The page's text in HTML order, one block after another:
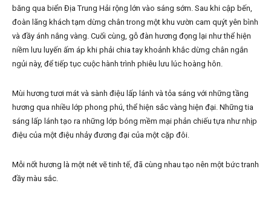
băng qua biển Địa Trung Hải rộng lớn vào sáng sớm. Sau khi cập bến,
đoàn lãng khách tạm dừng chân trong một khu vườn cam quýt yên bình
và đầy ánh nắng vàng. Cuối cùng, gỗ đàn hương đọng lại như thể hiện
niềm lưu luyến ấm áp khi phải chia tay khoảnh khắc dừng chân ngắn
ngủi này, để tiếp tục cuộc hành trình phiêu lưu lúc hoàng hôn.
Mùi hương tươi mát và sành điệu lấp lánh và tỏa sáng với những tầng
hương qua nhiều lớp phong phú, thể hiện sắc vàng hiện đại. Những tia
sáng lấp lánh tạo ra những lớp bóng mềm mại phản chiếu tựa như nhịp
điệu của một điệu nhảy đương đại của một cặp đôi.
Mỗi nốt hương là một nét vẽ tinh tế, đã cùng nhau tạo nên một bức tranh
đầy màu sắc.